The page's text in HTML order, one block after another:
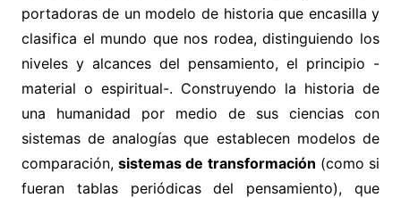
portadoras de un modelo de historia que encasilla y
clasifica el mundo que nos rodea, distinguiendo los
niveles y alcances del pensamiento, el principio -
material o espiritual-. Construyendo la historia de
una humanidad por medio de sus ciencias con
sistemas de analogías que establecen modelos de
comparación,sistemas de transformación (como si
fueran tablas periódicas del pensamiento), que